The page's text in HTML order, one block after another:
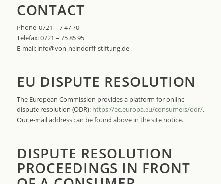
CONTACT
Phone: 0721 – 7 47 70
Telefax: 0721 – 75 85 95
E-mail: info@von-neindorff-stiftung.de
EU DISPUTE RESOLUTION
The European Commission provides a platform for online
dispute resolution (ODR): https://ec.europa.eu/consumers/odr/.
Our e-mail address can be found above in the site notice.
DISPUTE RESOLUTION
PROCEEDINGS IN FRONT